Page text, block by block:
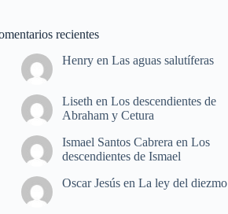
recientes
Henry enLas aguas salutíferas
Liseth enLos descendientes de
Abraham y Cetura
Ismael Santos Cabrera enLos
descendientes de Ismael
Oscar Jesús enLa ley del diezmo